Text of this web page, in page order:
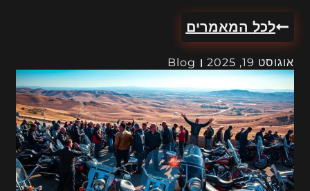
לכל המאמרים
אוגוסט 19, 2025 Blog